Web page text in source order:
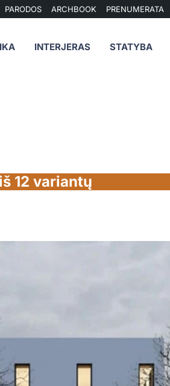
PARODOS ARCHBOOK PRENUMERATA
INTERJERAS STATYBA
12 variantų